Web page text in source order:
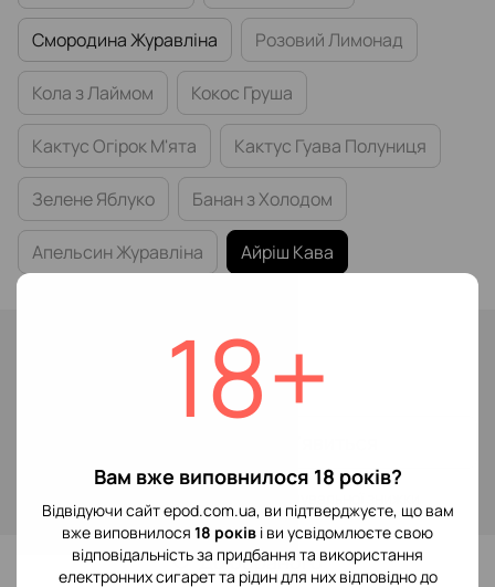
18+
Вам вже виповнилося 18 років?
Відвідуючи сайт epod.com.ua, ви підтверджуєте, що вам
вже виповнилося 18 років і ви усвідомлюєте свою
відповідальність за придбання та використання
електронних сигарет та рідин для них відповідно до
Смородина Журавліна Розовий Лимонад
Кола з Лаймом Кокос Груша
Кактус Огірок М'ята Кактус Гуава Полуниця
Зелене Яблуко Банан з Холодом
Апельсин Журавліна Айріш Кава
До обраного